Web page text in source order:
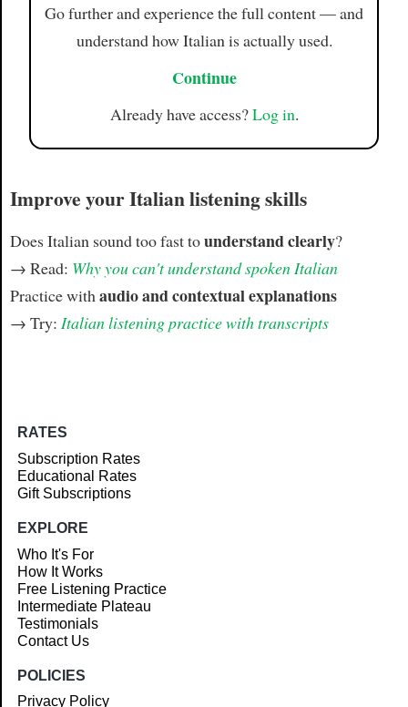
Go further and experience the full content — and
understand how Italian is actually used.
Continue
Already have access?Log in.
Improve your Italian listening skills
Does Italian sound too fast tounderstand clearly?
→ Read: Why you can't understand spoken Italian
Practice with audio and contextual explanations
→ Try: Italian listening practice with transcripts
RATES
Subscription Rates
Educational Rates
Gift Subscriptions
EXPLORE
Who It's For
How It Works
Free Listening Practice
Intermediate Plateau
Testimonials
Contact Us
POLICIES
Privacy Policy